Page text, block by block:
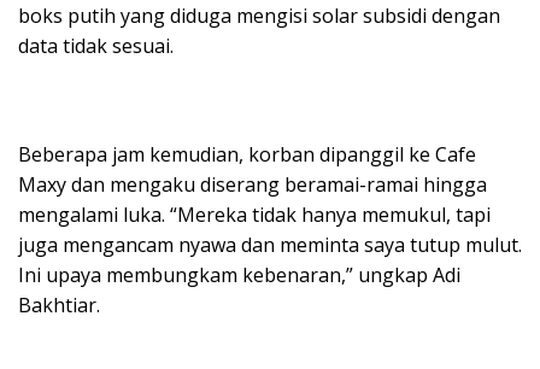
boks putih yang diduga mengisi solar subsidi dengan
data tidak sesuai.
Beberapa jam kemudian, korban dipanggil ke Cafe
Maxy dan mengaku diserang beramai-ramai hingga
mengalami luka. “Mereka tidak hanya memukul, tapi
juga mengancam nyawa dan meminta saya tutup mulut.
Ini upaya membungkam kebenaran,” ungkap Adi
Bakhtiar.